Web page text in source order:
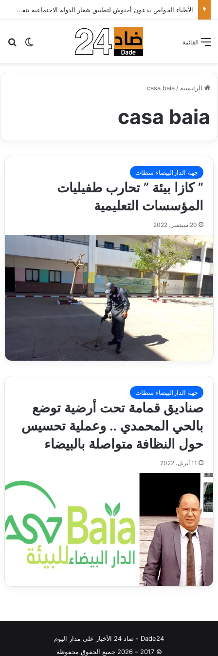
الأطباء الخواص يدعون أخنوش لتطبيق شعار الدولة الاجتماعية بتقليص كلفة العلاج على المرضى…
الوضع القائمة
الرئيسية /
casa baia
casa baia
جهة الدارالبيضاء سطات
” كازا بيئة ” تحارب طفيليات
المؤسسات التعليمية
20 سبتمبر، 2022
جهة الدارالبيضاء سطات
صناديق قمامة تحت أرضية توضع
بالحي المحمدي .. وعملية تحسيس
حول النظافة متواصلة بالبيضاء
11 أبريل، 2022
Dade24 - ضاد 24 الأخبار على مدار اليوم
© 2017 – 2026 جميع الحقوق محفوظة